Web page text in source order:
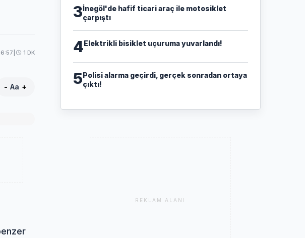
1 DK
- Aa +
3İnegöl'de hafif ticari araç ile motosiklet
çarpıştı
4Elektrikli bisiklet uçuruma yuvarlandı!
5Polisi alarma geçirdi, gerçek sonradan ortaya
çıktı!
REKLAM ALANI